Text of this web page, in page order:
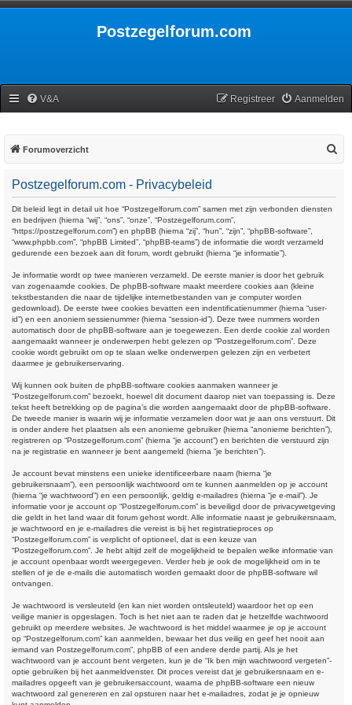
Postzegelforum.com
V&A Aanmelden
Registreer
Forumoverzicht
Postzegelforum.com - Privacybeleid
Dit beleid legt in detail uit hoe “Postzegelforum.com” samen met zijn verbonden diensten
en bedrijven (hierna “wij”, “ons”, “onze”, “Postzegelforum.com”,
“https://postzegelforum.com”) en phpBB (hierna “zij”, “hun”, “zijn”, “phpBB-software”,
“www.phpbb.com”, “phpBB Limited”, “phpBB-teams”) de informatie die wordt verzameld
gedurende een bezoek aan dit forum, wordt gebruikt (hierna “je informatie”).
Je informatie wordt op twee manieren verzameld. De eerste manier is door het gebruik
van zogenaamde cookies. De phpBB-software maakt meerdere cookies aan (kleine
tekstbestanden die naar de tijdelijke internetbestanden van je computer worden
gedownload). De eerste twee cookies bevatten een indentificatienummer (hierna “user-
id”) en een anoniem sessienummer (hierna “session-id”). Deze twee nummers worden
automatisch door de phpBB-software aan je toegewezen. Een derde cookie zal worden
aangemaakt wanneer je onderwerpen hebt gelezen op “Postzegelforum.com”. Deze
cookie wordt gebruikt om op te slaan welke onderwerpen gelezen zijn en verbetert
daarmee je gebruikerservaring.
Wij kunnen ook buiten de phpBB-software cookies aanmaken wanneer je
“Postzegelforum.com” bezoekt, hoewel dit document daarop niet van toepassing is. Deze
tekst heeft betrekking op de pagina’s die worden aangemaakt door de phpBB-software.
De tweede manier is waarin wij je informatie verzamelen door wat je aan ons verstuurt. Dit
is onder andere het plaatsen als een anonieme gebruiker (hierna “anonieme berichten”),
registreren op “Postzegelforum.com” (hierna “je account”) en berichten die verstuurd zijn
na je registratie en wanneer je bent aangemeld (hierna “je berichten”).
Je account bevat minstens een unieke identificeerbare naam (hierna “je
gebruikersnaam”), een persoonlijk wachtwoord om te kunnen aanmelden op je account
(hierna “je wachtwoord”) en een persoonlijk, geldig e-mailadres (hierna “je e-mail”). Je
informatie voor je account op “Postzegelforum.com” is beveiligd door de privacywetgeving
die geldt in het land waar dit forum gehost wordt. Alle informatie naast je gebruikersnaam,
je wachtwoord en je e-mailadres die vereist is bij het registratieproces op
“Postzegelforum.com” is verplicht of optioneel, dat is een keuze van
“Postzegelforum.com”. Je hebt altijd zelf de mogelijkheid te bepalen welke informatie van
je account openbaar wordt weergegeven. Verder heb je ook de mogelijkheid om in te
stellen of je de e-mails die automatisch worden gemaakt door de phpBB-software wil
ontvangen.
Je wachtwoord is versleuteld (en kan niet worden ontsleuteld) waardoor het op een
veilige manier is opgeslagen. Toch is het niet aan te raden dat je hetzelfde wachtwoord
gebruikt op meerdere websites. Je wachtwoord is het middel waarmee je op je account
op “Postzegelforum.com” kan aanmelden, bewaar het dus veilig en geef het nooit aan
iemand van Postzegelforum.com”, phpBB of een andere derde partij. Als je het
wachtwoord van je account bent vergeten, kun je de “Ik ben mijn wachtwoord vergeten”-
optie gebruiken bij het aanmeldvenster. Dit proces vereist dat je gebruikersnaam en e-
mailadres opgeeft van je gebruikersaccount, waarna de phpBB-software een nieuw
wachtwoord zal genereren en zal opsturen naar het e-mailadres, zodat je je opnieuw